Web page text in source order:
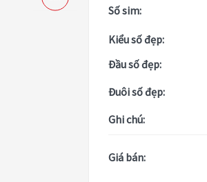
Số sim:
Kiểu số đẹp:
Đầu số đẹp:
Đuôi số đẹp:
Ghi chú:
Giá bán: